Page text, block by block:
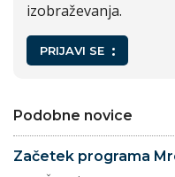
izobraževanja.
PRIJAVI SE
Podobne novice
Začetek programa